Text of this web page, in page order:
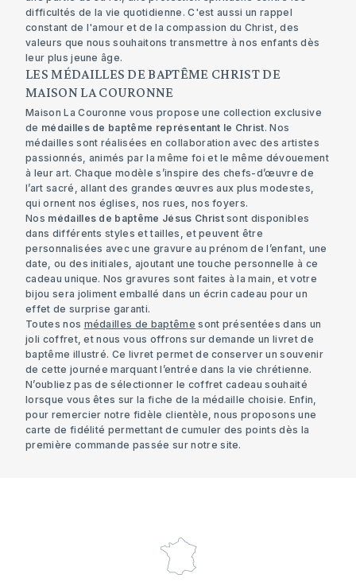
difficultés de la vie quotidienne. C'est aussi un rappel
constant de l'amour et de la compassion du Christ, des
valeurs que nous souhaitons transmettre à nos enfants dès
leur plus jeune âge.
LES MÉDAILLES DE BAPTÊME CHRIST DE
MAISON LA COURONNE
Maison La Couronne vous propose une collection exclusive
de médailles de baptême représentant le Christ. Nos
médailles sont réalisées en collaboration avec des artistes
passionnés, animés par la même foi et le même dévouement
à leur art. Chaque modèle s’inspire des chefs-d’œuvre de
l’art sacré, allant des grandes œuvres aux plus modestes,
qui ornent nos églises, nos rues, nos foyers.
Nos médailles de baptême Jésus Christsont disponibles
dans différents styles et tailles, et peuvent être
personnalisées avec une gravure au prénom de l’enfant, une
date, ou des initiales, ajoutant une touche personnelle à ce
cadeau unique. Nos gravures sont faites à la main, et votre
bijou sera joliment emballé dans un écrin cadeau pour un
effet de surprise garanti.
Toutes nos médailles de baptême sont présentées dans un
joli coffret, et nous vous offrons sur demande un livret de
baptême illustré. Ce livret permet de conserver un souvenir
de cette journée marquant l’entrée dans la vie chrétienne.
N’oubliez pas de sélectionner le coffret cadeau souhaité
lorsque vous êtes sur la fiche de la médaille choisie. Enfin,
pour remercier notre fidèle clientèle, nous proposons une
carte de fidélité permettant de cumuler des points dès la
première commande passée sur notre site.